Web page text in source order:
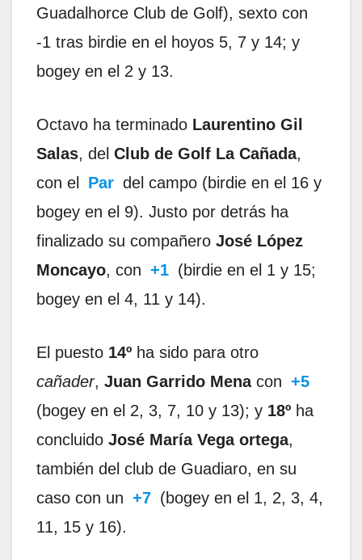
Guadalhorce Club de Golf), sexto con
-1 tras birdie en el hoyos 5, 7 y 14; y
bogey en el 2 y 13.
Octavo ha terminado Laurentino Gil
Salas, del Club de Golf La Cañada,
con el Par del campo (birdie en el 16 y
bogey en el 9). Justo por detrás ha
finalizado su compañero José López
Moncayo, con +1 (birdie en el 1 y 15;
bogey en el 4, 11 y 14).
El puesto 14º ha sido para otro
cañader, Juan Garrido Menacon +5
(bogey en el 2, 3, 7, 10 y 13); y 18º ha
concluido José María Vega ortega,
también del club de Guadiaro, en su
caso con un +7 (bogey en el 1, 2, 3, 4,
11, 15 y 16).